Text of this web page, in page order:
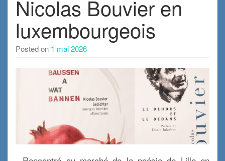
Nicolas Bouvier en
luxembourgeois
Posted on 1 mai 2026